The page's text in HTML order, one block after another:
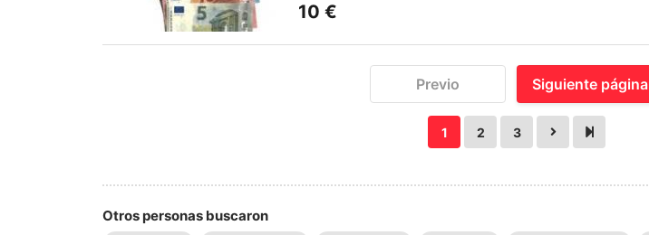
10 €
Previo Siguiente página
1 2 3
Otros personas buscaron